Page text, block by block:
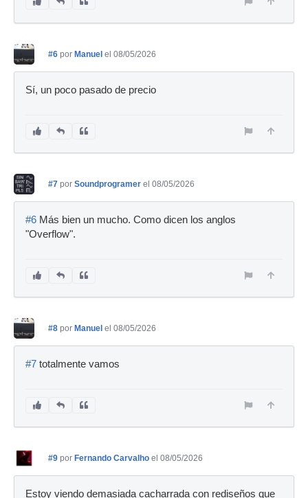
#6 por Manuel el 08/05/2026
Sí, un poco pasado de precio
#7 por Soundprogramer el 08/05/2026
#6 Más bien un mucho. Como dicen los anglos
"Overflow".
#8 por Manuel el 08/05/2026
#7 totalmente vamos
#9 por Fernando Carvalho el 08/05/2026
Estoy viendo demasiada cacharrada con rediseños que